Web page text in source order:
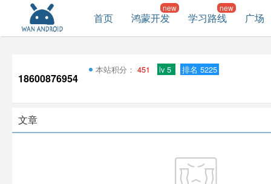
首页 鸿蒙开发 学习路线 广场
18600876954
本站积分： 451 lv 5 排名 5225
文章